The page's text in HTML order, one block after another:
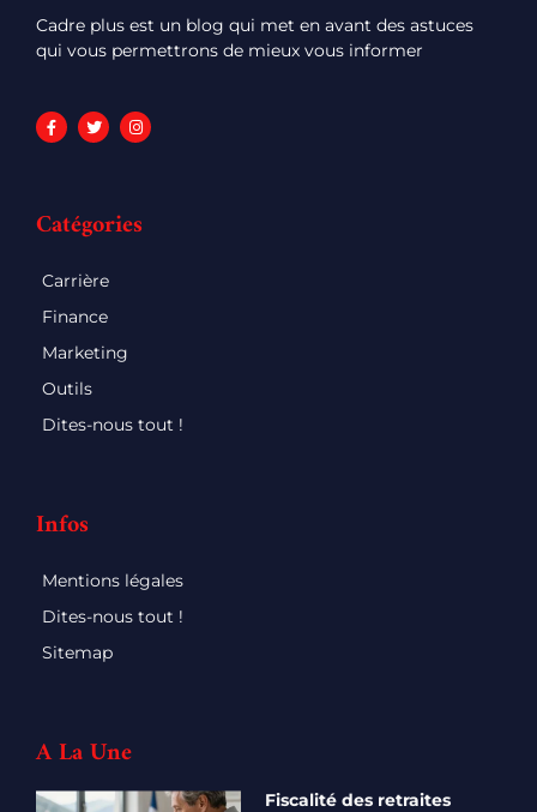
Cadre plus est un blog qui met en avant des astuces
qui vous permettrons de mieux vous informer
Catégories
Carrière
Finance
Marketing
Outils
Dites-nous tout !
Infos
Mentions légales
Dites-nous tout !
Sitemap
A La Une
Fiscalité des retraites